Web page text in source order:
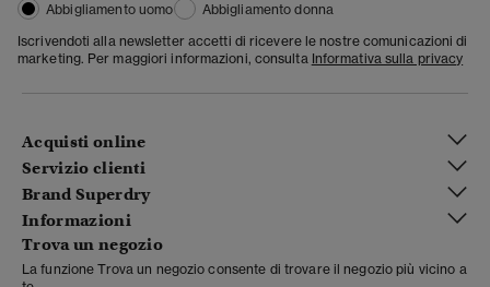
Abbigliamento uomo
Abbigliamento donna
Iscrivendoti alla newsletter accetti di ricevere le nostre comunicazioni di
marketing. Per maggiori informazioni, consulta Informativa sulla privacy
Acquisti online
Servizio clienti
Brand Superdry
Informazioni
Trova un negozio
La funzione Trova un negozio consente di trovare il negozio più vicino a